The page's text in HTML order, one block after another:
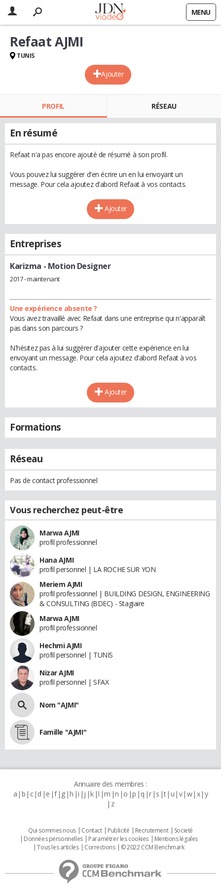
MENU
Ajouter
Refaat AJMI
TUNIS
PROFIL RÉSEAU
En résumé
Refaat n'a pas encore ajouté de résumé à son profil.
Vous pouvez lui suggérer d'en écrire un en lui envoyant un
message. Pour cela ajoutez d'abord Refaat à vos contacts.
Ajouter
Entreprises
Karizma - Motion Designer
2017 - maintenant
Une expérience absente ?
Vous avez travaillé avec Refaat dans une entreprise qui n'apparaît
pas dans son parcours ?
N'hésitez pas à lui suggérer d'ajouter cette expérience en lui
envoyant un message. Pour cela ajoutez d'abord Refaat à vos
contacts.
Ajouter
Formations
Réseau
Pas de contact professionnel
Vous recherchez peut-être
Marwa AJMI
profil professionnel
Hana AJMI
profil personnel | LA ROCHE SUR YON
Meriem AJMI
profil professionnel | BUILDING DESIGN, ENGINEERING
& CONSULTING (BDEC) - Stagiaire
Marwa AJMI
profil professionnel
Hechmi AJMI
profil personnel | TUNIS
Nizar AJMI
profil personnel | SFAX
Nom "AJMI"
Famille "AJMI"
Annuaire des membres :
a b c d e f g h i j k l m n o p q r s t u v w x y
z
Qui sommes nous Contact Publicité Recrutement
Societé
Données personnelles
Paramétrer les cookies
Mentions légales
Tous les articles
Corrections © 2022 CCM Benchmark